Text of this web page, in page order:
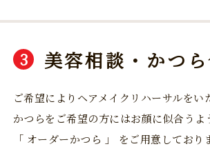
3 美容相談・かつ
ご希望によりヘアメイクリハーサルをい
かつらをご希望の方にはお顔に似合うよ
「 オーダーかつら 」 をご用意しており